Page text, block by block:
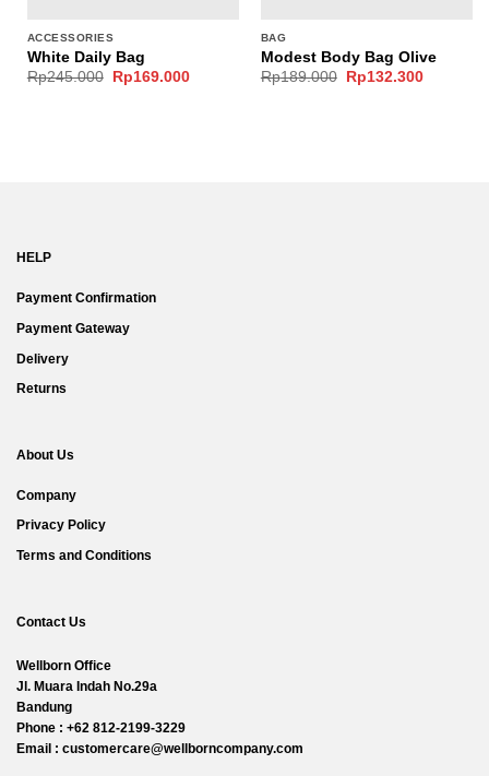
ACCESSORIES
White Daily Bag
Rp245.000
Original
price
Rp169.000Current
BAG
Modest Body Bag Olive
Rp189.000
Original
price
Rp132.300Current
HELP
Payment Confirmation
Payment Gateway
Delivery
Returns
About Us
Company
Privacy Policy
Terms and Conditions
Contact Us
Wellborn Office
Jl. Muara Indah No.29a
Bandung
Phone : +62 812-2199-3229
Email : customercare@wellborncompany.com